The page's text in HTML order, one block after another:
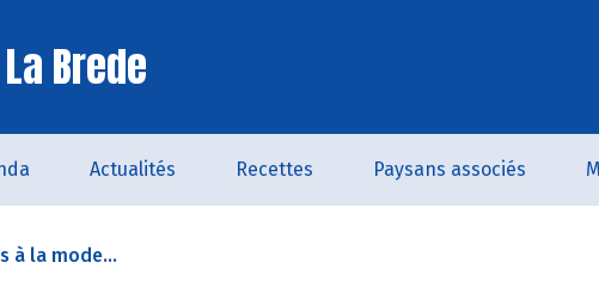
Brede
Actualités Recettes Paysans associés
à la mode...